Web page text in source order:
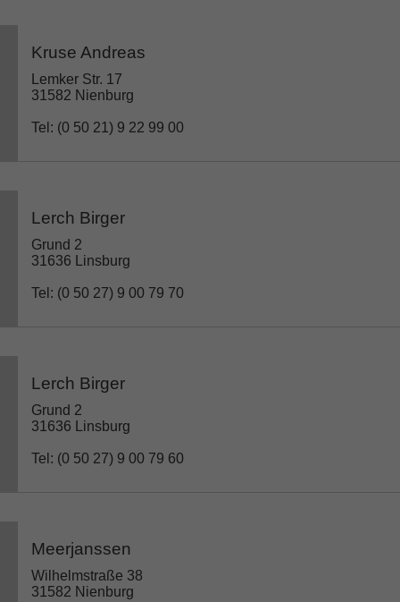
Kruse Andreas
Lemker Str. 17
31582 Nienburg
Tel: (0 50 21) 9 22 99 00
Lerch Birger
Grund 2
31636 Linsburg
Tel: (0 50 27) 9 00 79 70
Lerch Birger
Grund 2
31636 Linsburg
Tel: (0 50 27) 9 00 79 60
Meerjanssen
Wilhelmstraße 38
31582 Nienburg